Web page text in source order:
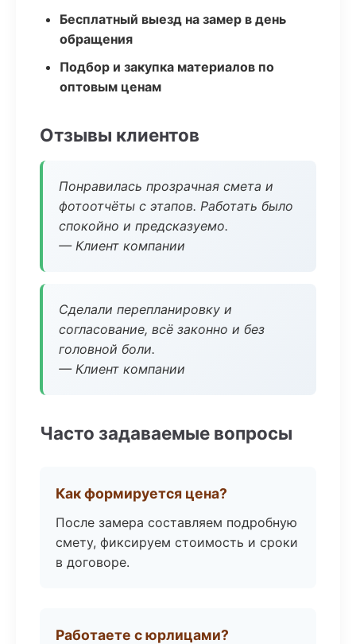
Бесплатный выезд на замер в день
обращения
Подбор и закупка материалов по
оптовым ценам
Отзывы клиентов
Понравилась прозрачная смета и
фотоотчёты с этапов. Работать было
спокойно и предсказуемо.
— Клиент компании
Сделали перепланировку и
согласование, всё законно и без
головной боли.
— Клиент компании
Часто задаваемые вопросы
Как формируется цена?
После замера составляем подробную
смету, фиксируем стоимость и сроки
в договоре.
Работаете с юрлицами?